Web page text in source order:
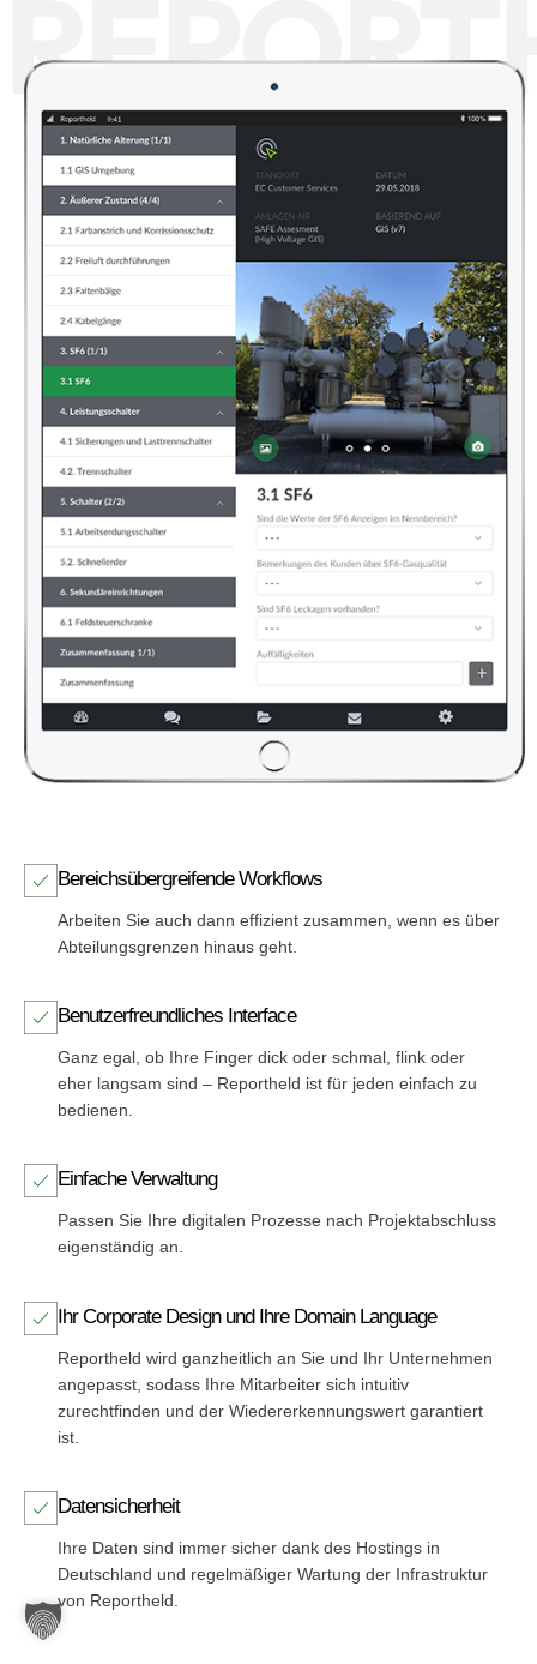
Bereichsübergreifende Workflows
Arbeiten Sie auch dann effizient zusammen, wenn es über
Abteilungsgrenzen hinaus geht.
Benutzerfreundliches Interface
Ganz egal, ob Ihre Finger dick oder schmal, flink oder
eher langsam sind – Reportheld ist für jeden einfach zu
bedienen.
Einfache Verwaltung
Passen Sie Ihre digitalen Prozesse nach Projektabschluss
eigenständig an.
Ihr Corporate Design und Ihre Domain Language
Reportheld wird ganzheitlich an Sie und Ihr Unternehmen
angepasst, sodass Ihre Mitarbeiter sich intuitiv
zurechtfinden und der Wiedererkennungswert garantiert
ist.
Datensicherheit
Ihre Daten sind immer sicher dank des Hostings in
Deutschland und regelmäßiger Wartung der Infrastruktur
von Reportheld.